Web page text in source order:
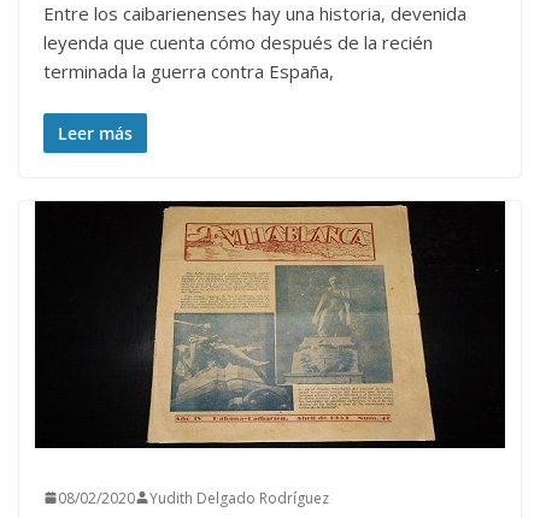
Entre los caibarienenses hay una historia, devenida
leyenda que cuenta cómo después de la recién
terminada la guerra contra España,
Leer más
08/02/2020 Yudith Delgado Rodríguez